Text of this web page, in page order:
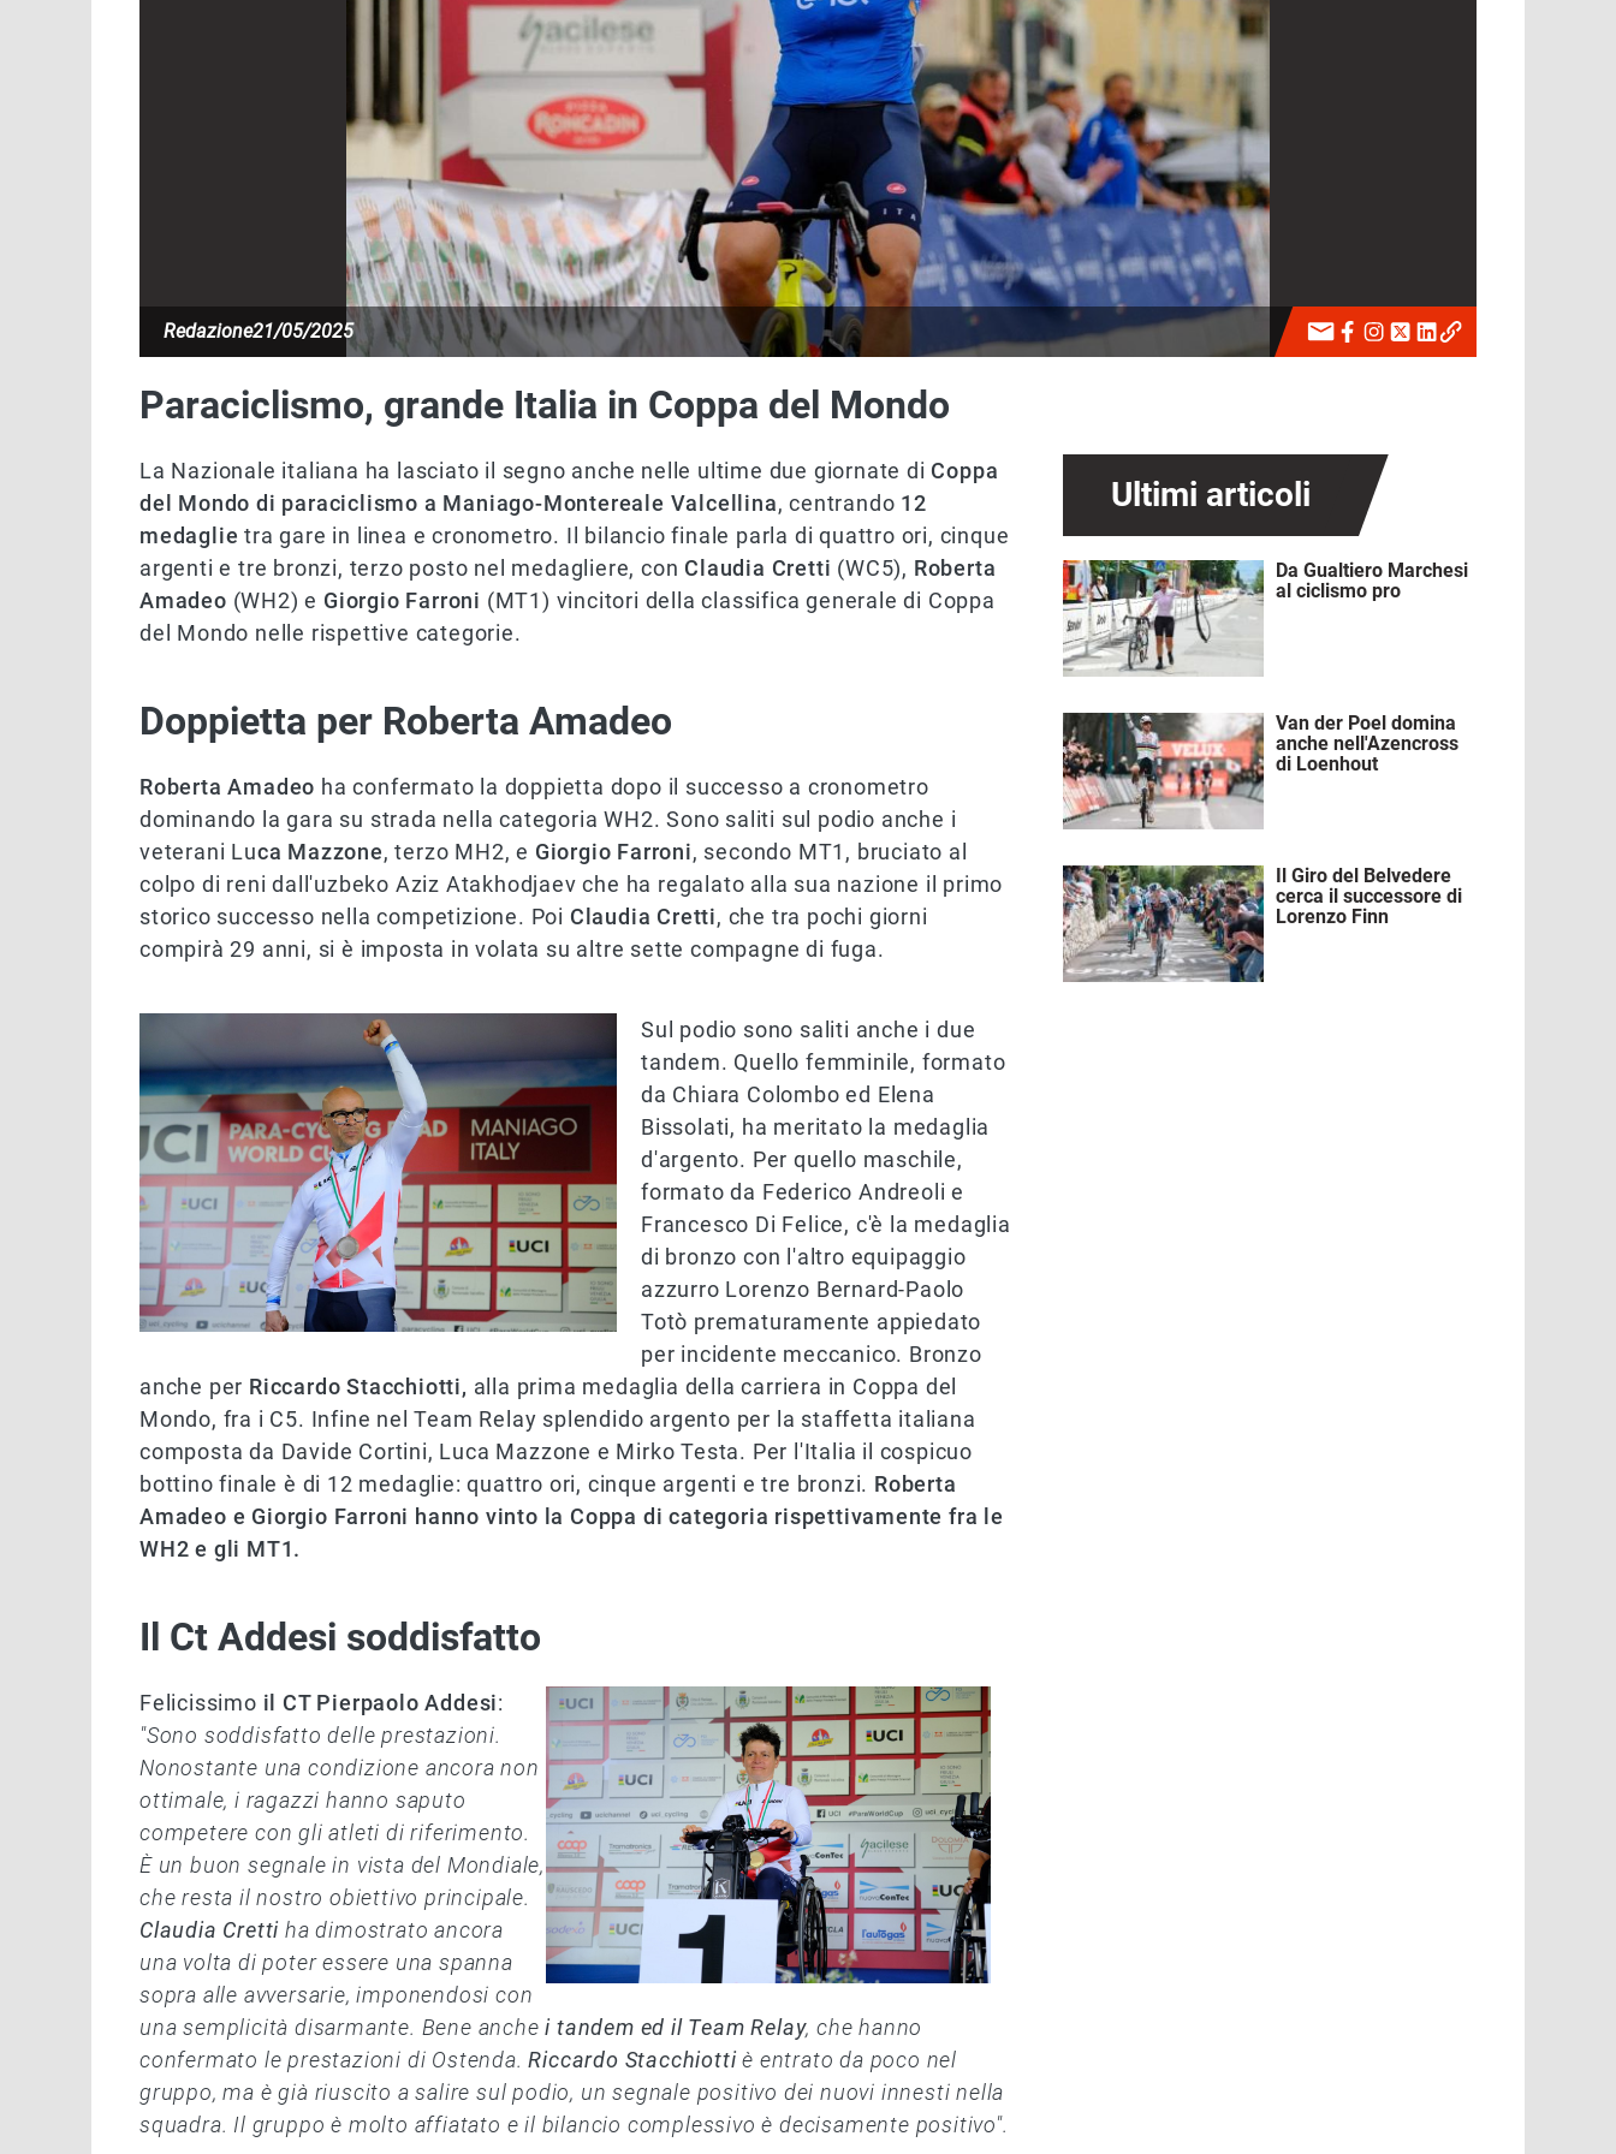
Redazione21/05/2025
Paraciclismo, grande Italia in Coppa del Mondo
La Nazionale italiana ha lasciato il segno anche nelle ultime due giornate di Coppa
del Mondo di paraciclismo a Maniago-Montereale Valcellina, centrando 12
medaglie tra gare in linea e cronometro. Il bilancio finale parla di quattro ori, cinque
argenti e tre bronzi, terzo posto nel medagliere, con Claudia Cretti (WC5), Roberta
Amadeo (WH2) e Giorgio Farroni (MT1) vincitori della classifica generale di Coppa
del Mondo nelle rispettive categorie.
Doppietta per Roberta Amadeo
Roberta Amadeo ha confermato la doppietta dopo il successo a cronometro
dominando la gara su strada nella categoria WH2. Sono saliti sul podio anche i
veterani Luca Mazzone, terzo MH2, e Giorgio Farroni, secondo MT1, bruciato al
colpo di reni dall'uzbeko Aziz Atakhodjaev che ha regalato alla sua nazione il primo
storico successo nella competizione. Poi Claudia Cretti, che tra pochi giorni
compirà 29 anni, si è imposta in volata su altre sette compagne di fuga.
Sul podio sono saliti anche i due
tandem. Quello femminile, formato
da Chiara Colombo ed Elena
Bissolati, ha meritato la medaglia
d'argento. Per quello maschile,
formato da Federico Andreoli e
Francesco Di Felice, c'è la medaglia
di bronzo con l'altro equipaggio
azzurro Lorenzo Bernard-Paolo
Totò prematuramente appiedato
per incidente meccanico. Bronzo
anche per Riccardo Stacchiotti, alla prima medaglia della carriera in Coppa del
Mondo, fra i C5. Infine nel Team Relay splendido argento per la staffetta italiana
composta da Davide Cortini, Luca Mazzone e Mirko Testa. Per l'Italia il cospicuo
bottino finale è di 12 medaglie: quattro ori, cinque argenti e tre bronzi. Roberta
Amadeo e Giorgio Farroni hanno vinto la Coppa di categoria rispettivamente fra le
WH2 e gli MT1.
Il Ct Addesi soddisfatto
Felicissimo il CT Pierpaolo Addesi:
"Sono soddisfatto delle prestazioni.
Nonostante una condizione ancora non
ottimale, i ragazzi hanno saputo
competere con gli atleti di riferimento.
È un buon segnale in vista del Mondiale,
che resta il nostro obiettivo principale.
Claudia Cretti ha dimostrato ancora
una volta di poter essere una spanna
sopra alle avversarie, imponendosi con
una semplicità disarmante. Bene anchei tandem ed il Team Relay, che hanno
confermato le prestazioni di Ostenda.Riccardo Stacchiotti è entrato da poco nel
gruppo, ma è già riuscito a salire sul podio, un segnale positivo dei nuovi innesti nella
squadra. Il gruppo è molto affiatato e il bilancio complessivo è decisamente positivo".
Ultimi articoli
Immagine
Da Gualtiero Marchesi
al ciclismo pro
Immagine
Van der Poel domina
anche nell'Azencross
di Loenhout
Immagine
Il Giro del Belvedere
cerca il successore di
Lorenzo Finn